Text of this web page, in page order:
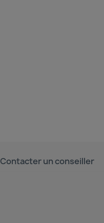
Contacter un conseiller